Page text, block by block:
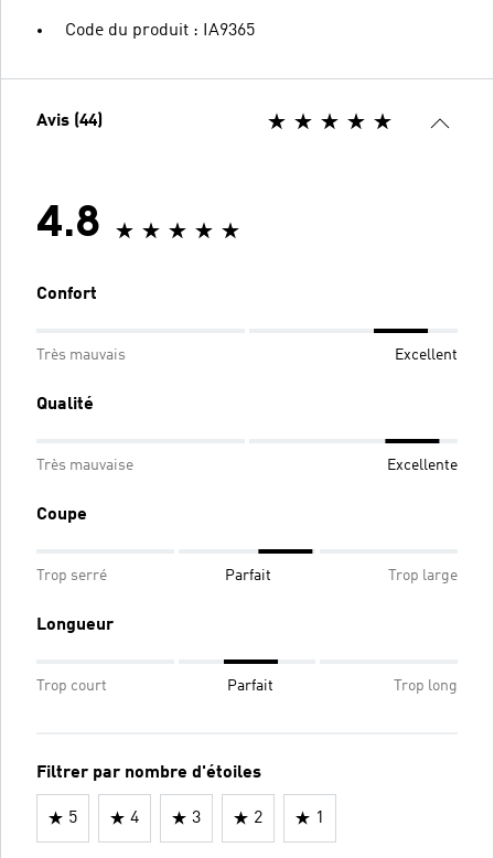
Code du produit : IA9365
Avis (44)
4.8
Confort
Très mauvais Excellent
Qualité
Très mauvaise Excellente
Coupe
Trop serré Parfait Trop large
Longueur
Trop court Parfait Trop long
Filtrer par nombre d'étoiles
5 4 3 2 1